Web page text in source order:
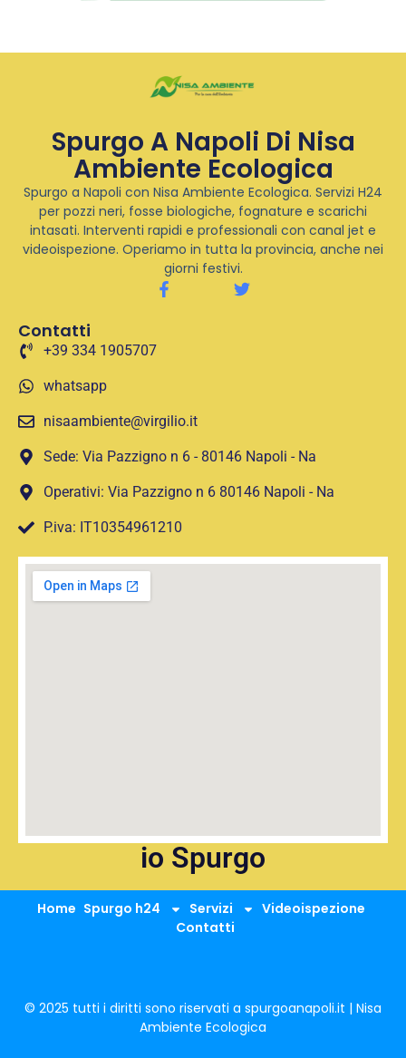
Spurgo A Napoli Di Nisa
Ambiente Ecologica
Spurgo a Napoli con Nisa Ambiente Ecologica. Servizi H24
per pozzi neri, fosse biologiche, fognature e scarichi
intasati. Interventi rapidi e professionali con canal jet e
videoispezione. Operiamo in tutta la provincia, anche nei
giorni festivi.
Contatti
+39 334 1905707
whatsapp
nisaambiente@virgilio.it
Sede: Via Pazzigno n 6 - 80146 Napoli - Na
Operativi: Via Pazzigno n 6 80146 Napoli - Na
P.iva: IT10354961210
io Spurgo
Home Spurgo h24 Servizi
Videoispezione
Contatti
© 2025 tutti i diritti sono riservati a spurgoanapoli.it | Nisa
Ambiente Ecologica